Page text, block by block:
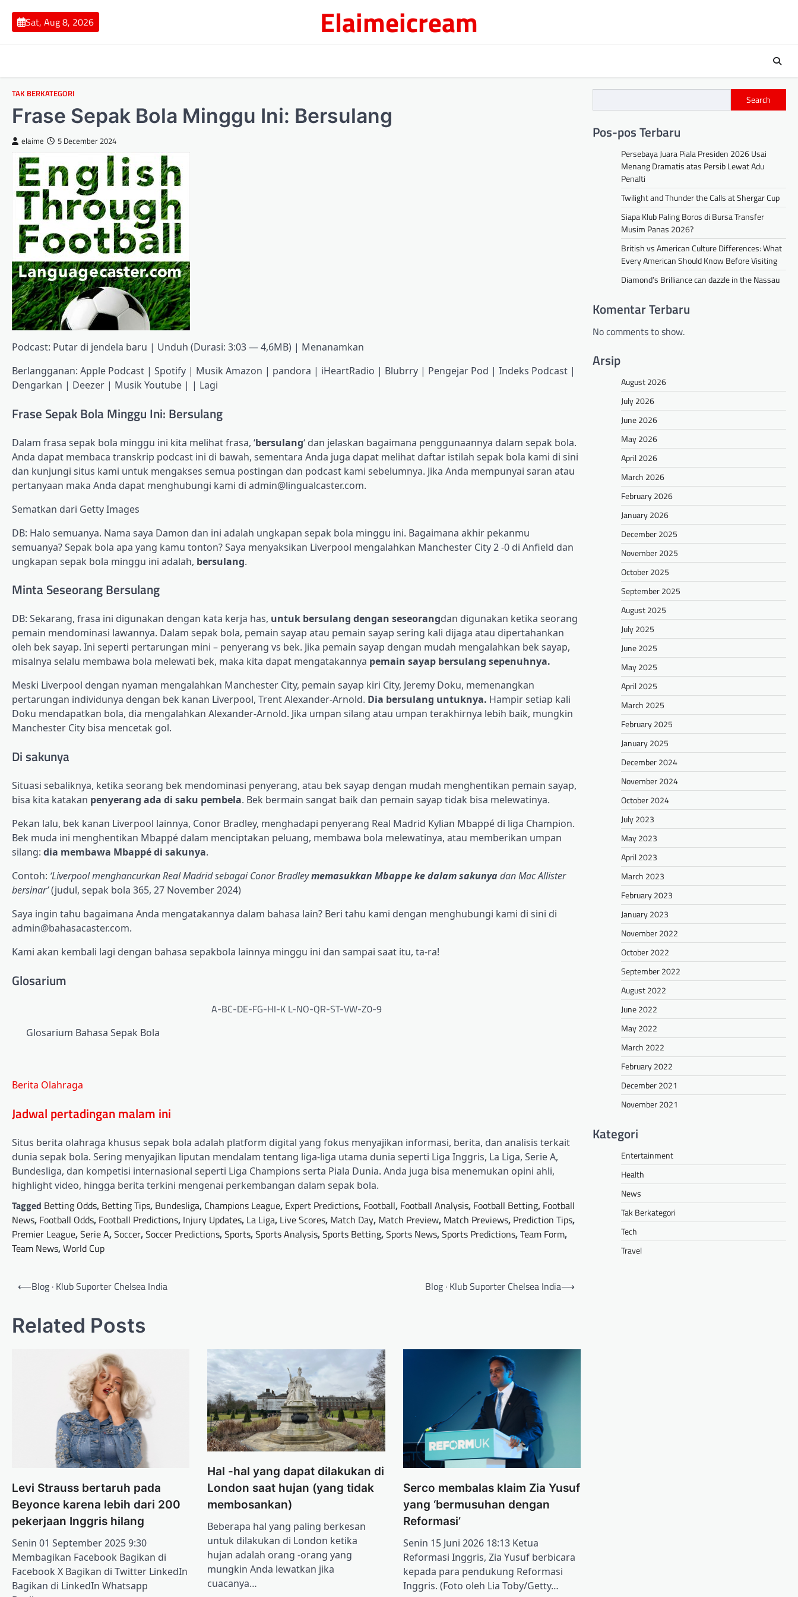
content
Sat, Aug 8, 2026 Elaimeicream
TAK BERKATEGORI
Frase Sepak Bola Minggu Ini: Bersulang
elaime 5 December 2024
Podcast: Putar di jendela baru | Unduh (Durasi: 3:03 — 4,6MB) | Menanamkan
Berlangganan: Apple Podcast | Spotify | Musik Amazon | pandora | iHeartRadio | Blubrry | Pengejar Pod | Indeks Podcast |
Dengarkan | Deezer | Musik Youtube | | Lagi
Frase Sepak Bola Minggu Ini: Bersulang
Dalam frasa sepak bola minggu ini kita melihat frasa, ‘bersulang‘ dan jelaskan bagaimana penggunaannya dalam sepak bola.
Anda dapat membaca transkrip podcast ini di bawah, sementara Anda juga dapat melihat daftar istilah sepak bola kami di sini
dan kunjungi situs kami untuk mengakses semua postingan dan podcast kami sebelumnya. Jika Anda mempunyai saran atau
pertanyaan maka Anda dapat menghubungi kami di admin@lingualcaster.com.
Sematkan dari Getty Images
DB: Halo semuanya. Nama saya Damon dan ini adalah ungkapan sepak bola minggu ini. Bagaimana akhir pekanmu
semuanya? Sepak bola apa yang kamu tonton? Saya menyaksikan Liverpool mengalahkan Manchester City 2 -0 di Anfield dan
ungkapan sepak bola minggu ini adalah, bersulang.
Minta Seseorang Bersulang
DB: Sekarang, frasa ini digunakan dengan kata kerja has, untuk bersulang dengan seseorangdan digunakan ketika seorang
pemain mendominasi lawannya. Dalam sepak bola, pemain sayap atau pemain sayap sering kali dijaga atau dipertahankan
oleh bek sayap. Ini seperti pertarungan mini – penyerang vs bek. Jika pemain sayap dengan mudah mengalahkan bek sayap,
misalnya selalu membawa bola melewati bek, maka kita dapat mengatakannya pemain sayap bersulang sepenuhnya.
Meski Liverpool dengan nyaman mengalahkan Manchester City, pemain sayap kiri City, Jeremy Doku, memenangkan
pertarungan individunya dengan bek kanan Liverpool, Trent Alexander-Arnold. Dia bersulang untuknya. Hampir setiap kali
Doku mendapatkan bola, dia mengalahkan Alexander-Arnold. Jika umpan silang atau umpan terakhirnya lebih baik, mungkin
Manchester City bisa mencetak gol.
Di sakunya
Situasi sebaliknya, ketika seorang bek mendominasi penyerang, atau bek sayap dengan mudah menghentikan pemain sayap,
bisa kita katakan penyerang ada di saku pembela. Bek bermain sangat baik dan pemain sayap tidak bisa melewatinya.
Pekan lalu, bek kanan Liverpool lainnya, Conor Bradley, menghadapi penyerang Real Madrid Kylian Mbappé di liga Champion.
Bek muda ini menghentikan Mbappé dalam menciptakan peluang, membawa bola melewatinya, atau memberikan umpan
silang: dia membawa Mbappé di sakunya.
Contoh: ‘Liverpool menghancurkan Real Madrid sebagai Conor Bradleymemasukkan Mbappe ke dalam sakunyadan Mac Allister
bersinar’(judul, sepak bola 365, 27 November 2024)
Saya ingin tahu bagaimana Anda mengatakannya dalam bahasa lain? Beri tahu kami dengan menghubungi kami di sini di
admin@bahasacaster.com.
Kami akan kembali lagi dengan bahasa sepakbola lainnya minggu ini dan sampai saat itu, ta-ra!
Glosarium
A-BC-DE-FG-HI-K L-NO-QR-ST-VW-Z0-9
Glosarium Bahasa Sepak Bola
Berita Olahraga
Jadwal pertadingan malam ini
Situs berita olahraga khusus sepak bola adalah platform digital yang fokus menyajikan informasi, berita, dan analisis terkait
dunia sepak bola. Sering menyajikan liputan mendalam tentang liga-liga utama dunia seperti Liga Inggris, La Liga, Serie A,
Bundesliga, dan kompetisi internasional seperti Liga Champions serta Piala Dunia. Anda juga bisa menemukan opini ahli,
highlight video, hingga berita terkini mengenai perkembangan dalam sepak bola.
Tagged Betting Odds, Betting Tips, Bundesliga, Champions League, Expert Predictions, Football, Football Analysis, Football Betting, Football
News, Football Odds, Football Predictions, Injury Updates, La Liga, Live Scores, Match Day, Match Preview, Match Previews, Prediction Tips,
Premier League,Serie A,Soccer,Soccer Predictions,Sports,Sports Analysis,Sports Betting,Sports News,Sports Predictions,Team Form,
Team News,World Cup
Post
⟵Blog · Klub Suporter Chelsea India Blog · Klub Suporter Chelsea India⟶
Related Posts
Levi Strauss bertaruh pada
Beyonce karena lebih dari 200
pekerjaan Inggris hilang
Senin 01 September 2025 9:30
Membagikan Facebook Bagikan di
Facebook X Bagikan di Twitter LinkedIn
Bagikan di LinkedIn Whatsapp
Hal -hal yang dapat dilakukan di
London saat hujan (yang tidak
membosankan)
Beberapa hal yang paling berkesan
untuk dilakukan di London ketika
hujan adalah orang -orang yang
mungkin Anda lewatkan jika
cuacanya…
Serco membalas klaim Zia Yusuf
yang ‘bermusuhan dengan
Reformasi’
Senin 15 Juni 2026 18:13 Ketua
Reformasi Inggris, Zia Yusuf berbicara
kepada para pendukung Reformasi
Inggris. (Foto oleh Lia Toby/Getty…
Search
Pos-pos Terbaru
Persebaya Juara Piala Presiden 2026 Usai
Menang Dramatis atas Persib Lewat Adu
Penalti
Twilight and Thunder the Calls at Shergar Cup
Siapa Klub Paling Boros di Bursa Transfer
Musim Panas 2026?
British vs American Culture Differences: What
Every American Should Know Before Visiting
Diamond’s Brilliance can dazzle in the Nassau
Komentar Terbaru
No comments to show.
Arsip
August 2026
July 2026
June 2026
May 2026
April 2026
March 2026
February 2026
January 2026
December 2025
November 2025
October 2025
September 2025
August 2025
July 2025
June 2025
May 2025
April 2025
March 2025
February 2025
January 2025
December 2024
November 2024
October 2024
July 2023
May 2023
April 2023
March 2023
February 2023
January 2023
November 2022
October 2022
September 2022
August 2022
June 2022
May 2022
March 2022
February 2022
December 2021
November 2021
Kategori
Entertainment
Health
News
Tak Berkategori
Tech
Travel